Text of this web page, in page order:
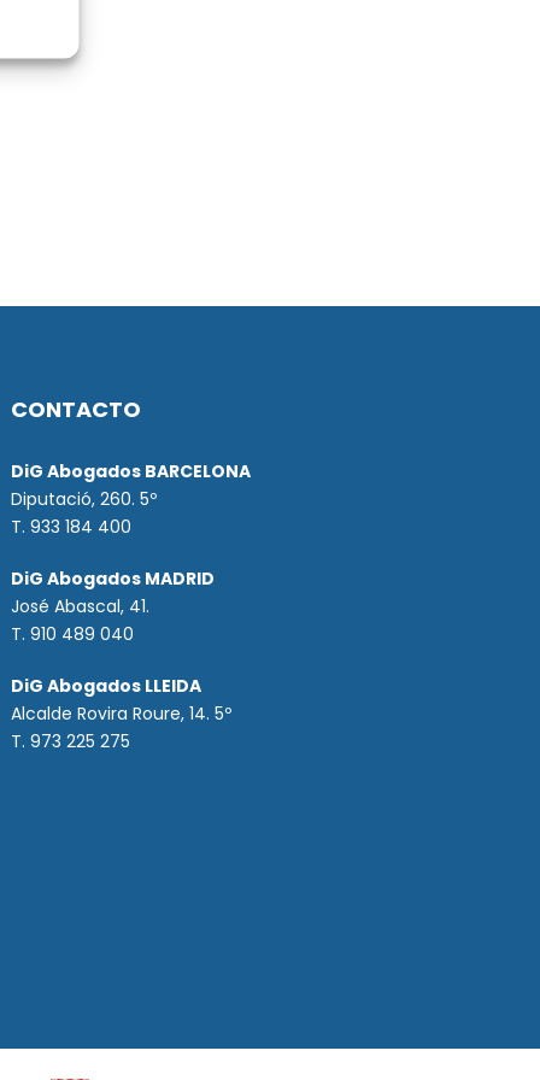
CONTACTO
DiG Abogados BARCELONA
Diputació, 260. 5º
T. 933 184 400
DiG Abogados MADRID
José Abascal, 41.
T.910 489 040
DiG Abogados LLEIDA
Alcalde Rovira Roure, 14. 5º
T. 973 225 275